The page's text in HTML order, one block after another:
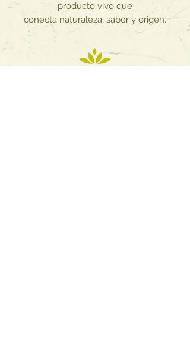
producto vivo que
conecta naturaleza, sabor y origen.